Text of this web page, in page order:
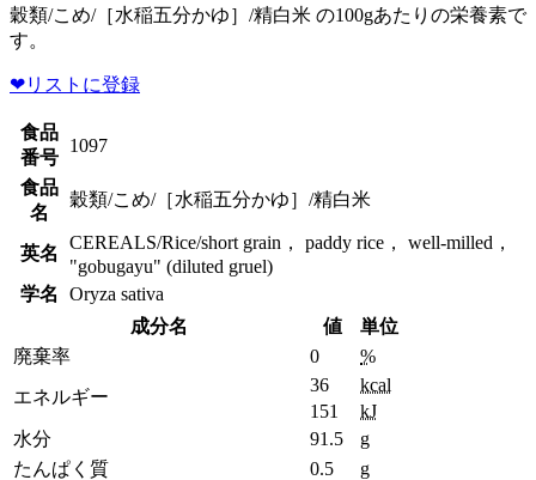
穀類/こめ/［水稲五分かゆ］/精白米 の100gあたりの栄養素で
す。
❤リストに登録
食品
番号
1097
食品
名
穀類/こめ/［水稲五分かゆ］/精白米
英名
CEREALS/Rice/short grain， paddy rice， well-milled，
"gobugayu" (diluted gruel)
学名
Oryza sativa
成分名
値
単位
廃棄率
0
%
エネルギー
36
kcal
151
kJ
水分
91.5
g
たんぱく質
0.5
g